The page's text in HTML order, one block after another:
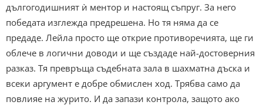
дългогодишният ѝ ментор и настоящ съпруг. За него
победата изглежда предрешена. Но тя няма да се
предаде. Лейла просто ще открие противоречията, ще ги
облече в логични доводи и ще създаде най-достоверния
разказ. Тя превръща съдебната зала в шахматна дъска и
всеки аргумент е добре обмислен ход. Трябва само да
повлияе на журито. И да запази контрола, защото ако